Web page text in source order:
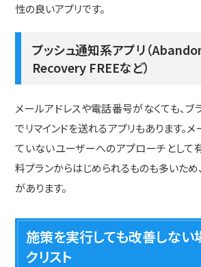
性の良いアプリです。
プッシュ通知系アプリ（
Recovery FREEなど）
メールアドレスや電話番号がなくても、ブ
でリマインドを送れるアプリもあります。
ていないユーザーへのアプローチとして
料プランからはじめられるものも多いため
があります。
施策を実行しても改善しない
クリスト